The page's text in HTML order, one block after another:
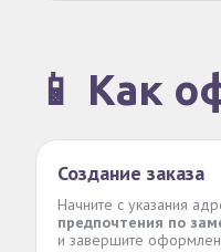
📱 Как
Создание заказа
Начните с указания
предпочтения по
и завершите